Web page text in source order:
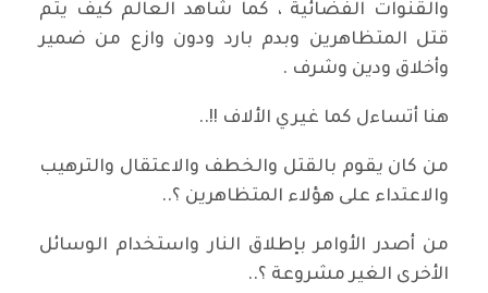
والقنوات الفضائية ، كما شاهد العالم كيف يتم
قتل المتظاهرين وبدم بارد ودون وازع من ضمير
وأخلاق ودين وشرف .
هنا أتساءل كما غيري الألاف !!..
من كان يقوم بالقتل والخطف والاعتقال والترهيب
والاعتداء على هؤلاء المتظاهرين ؟..
من أصدر الأوامر بإطلاق النار واستخدام الوسائل
الأخرى الغير مشروعة ؟..